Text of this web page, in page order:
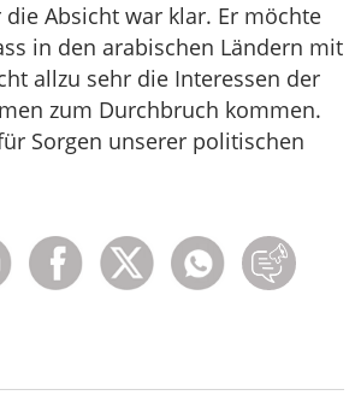
die Absicht war klar. Er möchte
in den arabischen Ländern mit
allzu sehr die Interessen der
zum Durchbruch kommen.
Sorgen unserer politischen